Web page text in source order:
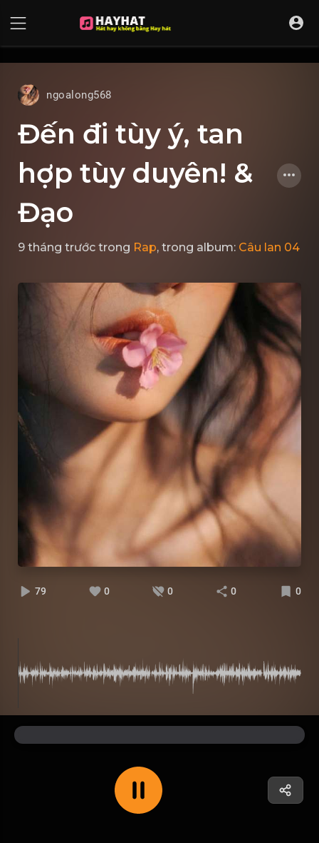
ngoalong568
Đến đi tùy ý, tan
hợp tùy duyên! &
Đạo
9 tháng trước trong Rap, trong album: Câu lan 04
79 0 0 0 0